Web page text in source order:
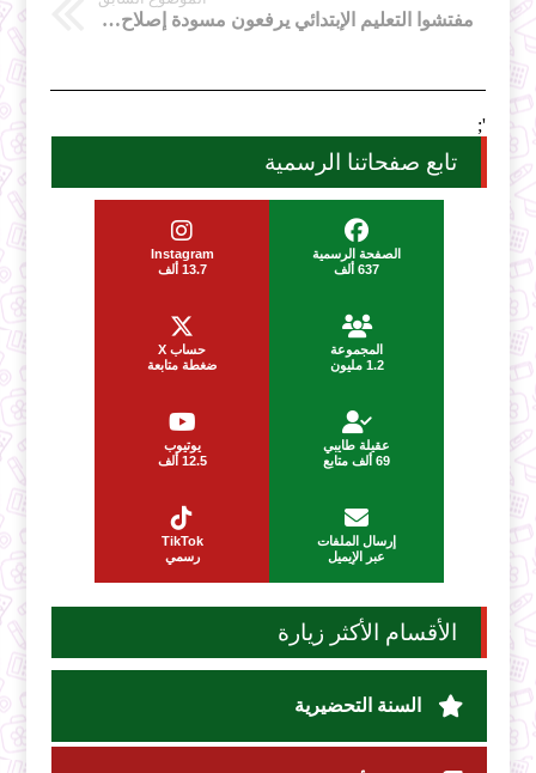
مفتشوا التعليم الإبتدائي يرفعون مسودة إصلاح إلى وزارة التربية
';
تابع صفحاتنا الرسمية
الصفحة الرسمية
637 ألف
Instagram
13.7 ألف
المجموعة
1.2 مليون
حساب X
ضغطة متابعة
عقيلة طايبي
69 ألف متابع
يوتيوب
12.5 ألف
إرسال الملفات
عبر الإيميل
TikTok
رسمي
الأقسام الأكثر زيارة
السنة التحضيرية